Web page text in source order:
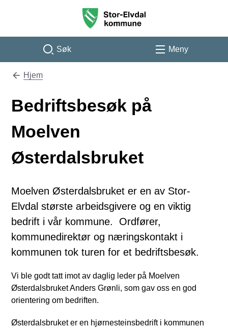
Stor-Elvdal kommune
Søk Meny
Du er her:
Hjem
Bedriftsbesøk på
Moelven
Østerdalsbruket
Moelven Østerdalsbruket er en av Stor-
Elvdal største arbeidsgivere og en viktig
bedrift i vår kommune. Ordfører,
kommunedirektør og næringskontakt i
kommunen tok turen for et bedriftsbesøk.
Vi ble godt tatt imot av daglig leder på Moelven
Østerdalsbruket Anders Grønli, som gav oss en god
orientering om bedriften.
Østerdalsbruket er en hjørnesteinsbedrift i kommunen